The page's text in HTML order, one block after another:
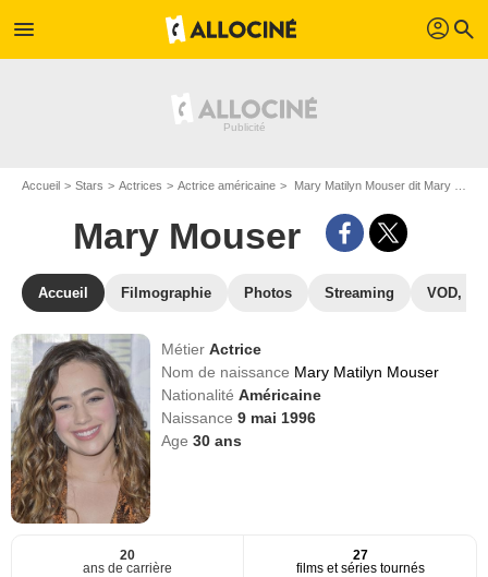
menu profil search
Accueil Stars Actrices Actrice américaine Mary Matilyn Mouser dit Mary Mouser
Mary Mouser
Accueil Filmographie Photos Streaming VOD,
MétierActrice
Nom de naissance Mary Matilyn Mouser
NationalitéAméricaine
Naissance9 mai 1996
Age30 ans
20
ans de carrière
27
films et séries tournés